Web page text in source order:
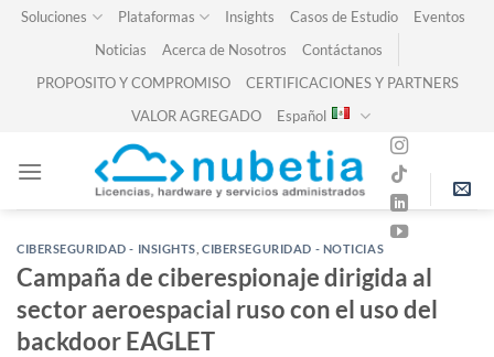
SkipSoluciones Plataformas Insights Casos de Estudio
Eventos
Noticias
Acerca de Nosotros
Contáctanos
PROPOSITO Y COMPROMISO
CERTIFICACIONES Y PARTNERS
VALOR AGREGADO
Español
CIBERSEGURIDAD - INSIGHTS ,CIBERSEGURIDAD - NOTICIAS
Campaña de ciberespionaje dirigida al
sector aeroespacial ruso con el uso del
backdoor EAGLET